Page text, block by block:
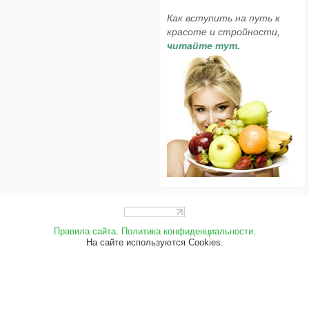
Как вступить на путь к
красоте и стройности,
читайте тут.
Правила сайта. Политика конфиденциальности.
На сайте используются Cookies.